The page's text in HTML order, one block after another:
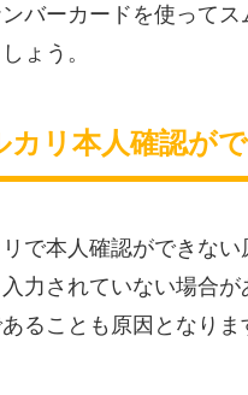
バーカードを使って
ょう。
カリ本人確認が
で本人確認ができな
力されていない場合
ることも原因となり